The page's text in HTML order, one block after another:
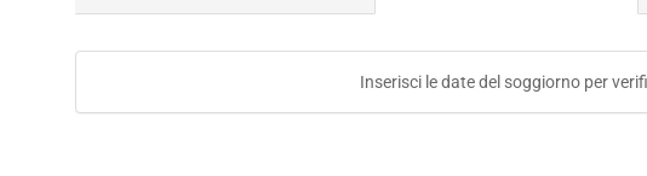
Inserisci le date del soggiorno per